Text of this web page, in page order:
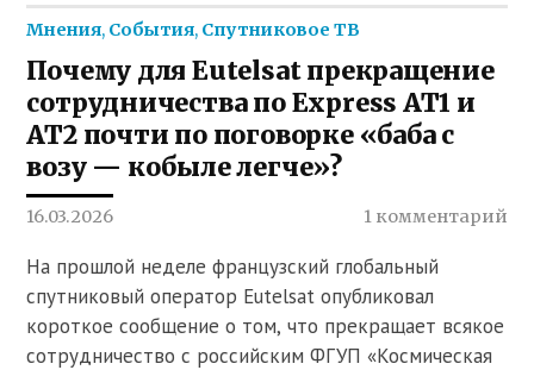
Мнения, События, Спутниковое ТВ
Почему для Eutelsat прекращение
сотрудничества по Express AT1 и
AT2 почти по поговорке «баба с
возу — кобыле легче»?
16.03.2026 1 комментарий
На прошлой неделе французский глобальный
спутниковый оператор Eutelsat опубликовал
короткое сообщение о том, что прекращает всякое
сотрудничество с российским ФГУП «Космическая